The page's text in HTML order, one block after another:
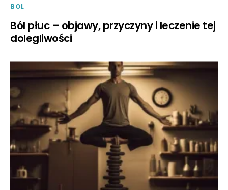
BOL
Ból płuc – objawy, przyczyny i leczenie tej
dolegliwości